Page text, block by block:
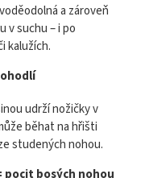
a zároveň
v suchu – i po
kalužích.
udrží nožičky v
běhat na hřišti
studených nohou.
bosých nohou